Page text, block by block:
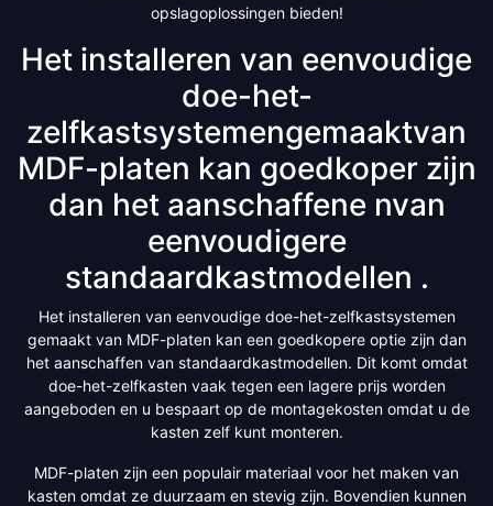
opslagoplossingen bieden!
Het installeren van eenvoudige
doe-het-
zelfkastsystemengemaaktvan
MDF-platen kan goedkoper zijn
dan het aanschaffene nvan
eenvoudigere
standaardkastmodellen .
Het installeren van eenvoudige doe-het-zelfkastsystemen
gemaakt van MDF-platen kan een goedkopere optie zijn dan
het aanschaffen van standaardkastmodellen. Dit komt omdat
doe-het-zelfkasten vaak tegen een lagere prijs worden
aangeboden en u bespaart op de montagekosten omdat u de
kasten zelf kunt monteren.
MDF-platen zijn een populair materiaal voor het maken van
kasten omdat ze duurzaam en stevig zijn. Bovendien kunnen